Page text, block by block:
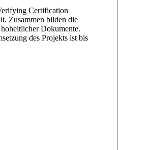
Certification
Zusammen bilden die
Dokumente.
des Projekts ist bis